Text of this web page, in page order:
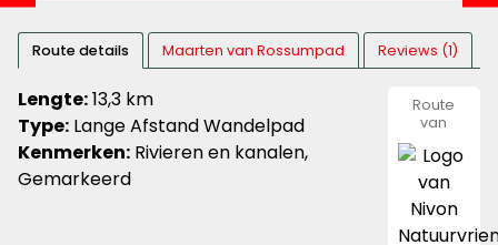
Route details Maarten van Rossumpad Reviews (1)
Lengte:13,3 km
Type: Lange Afstand Wandelpad
Kenmerken: Rivieren en kanalen,
Gemarkeerd
Route
van